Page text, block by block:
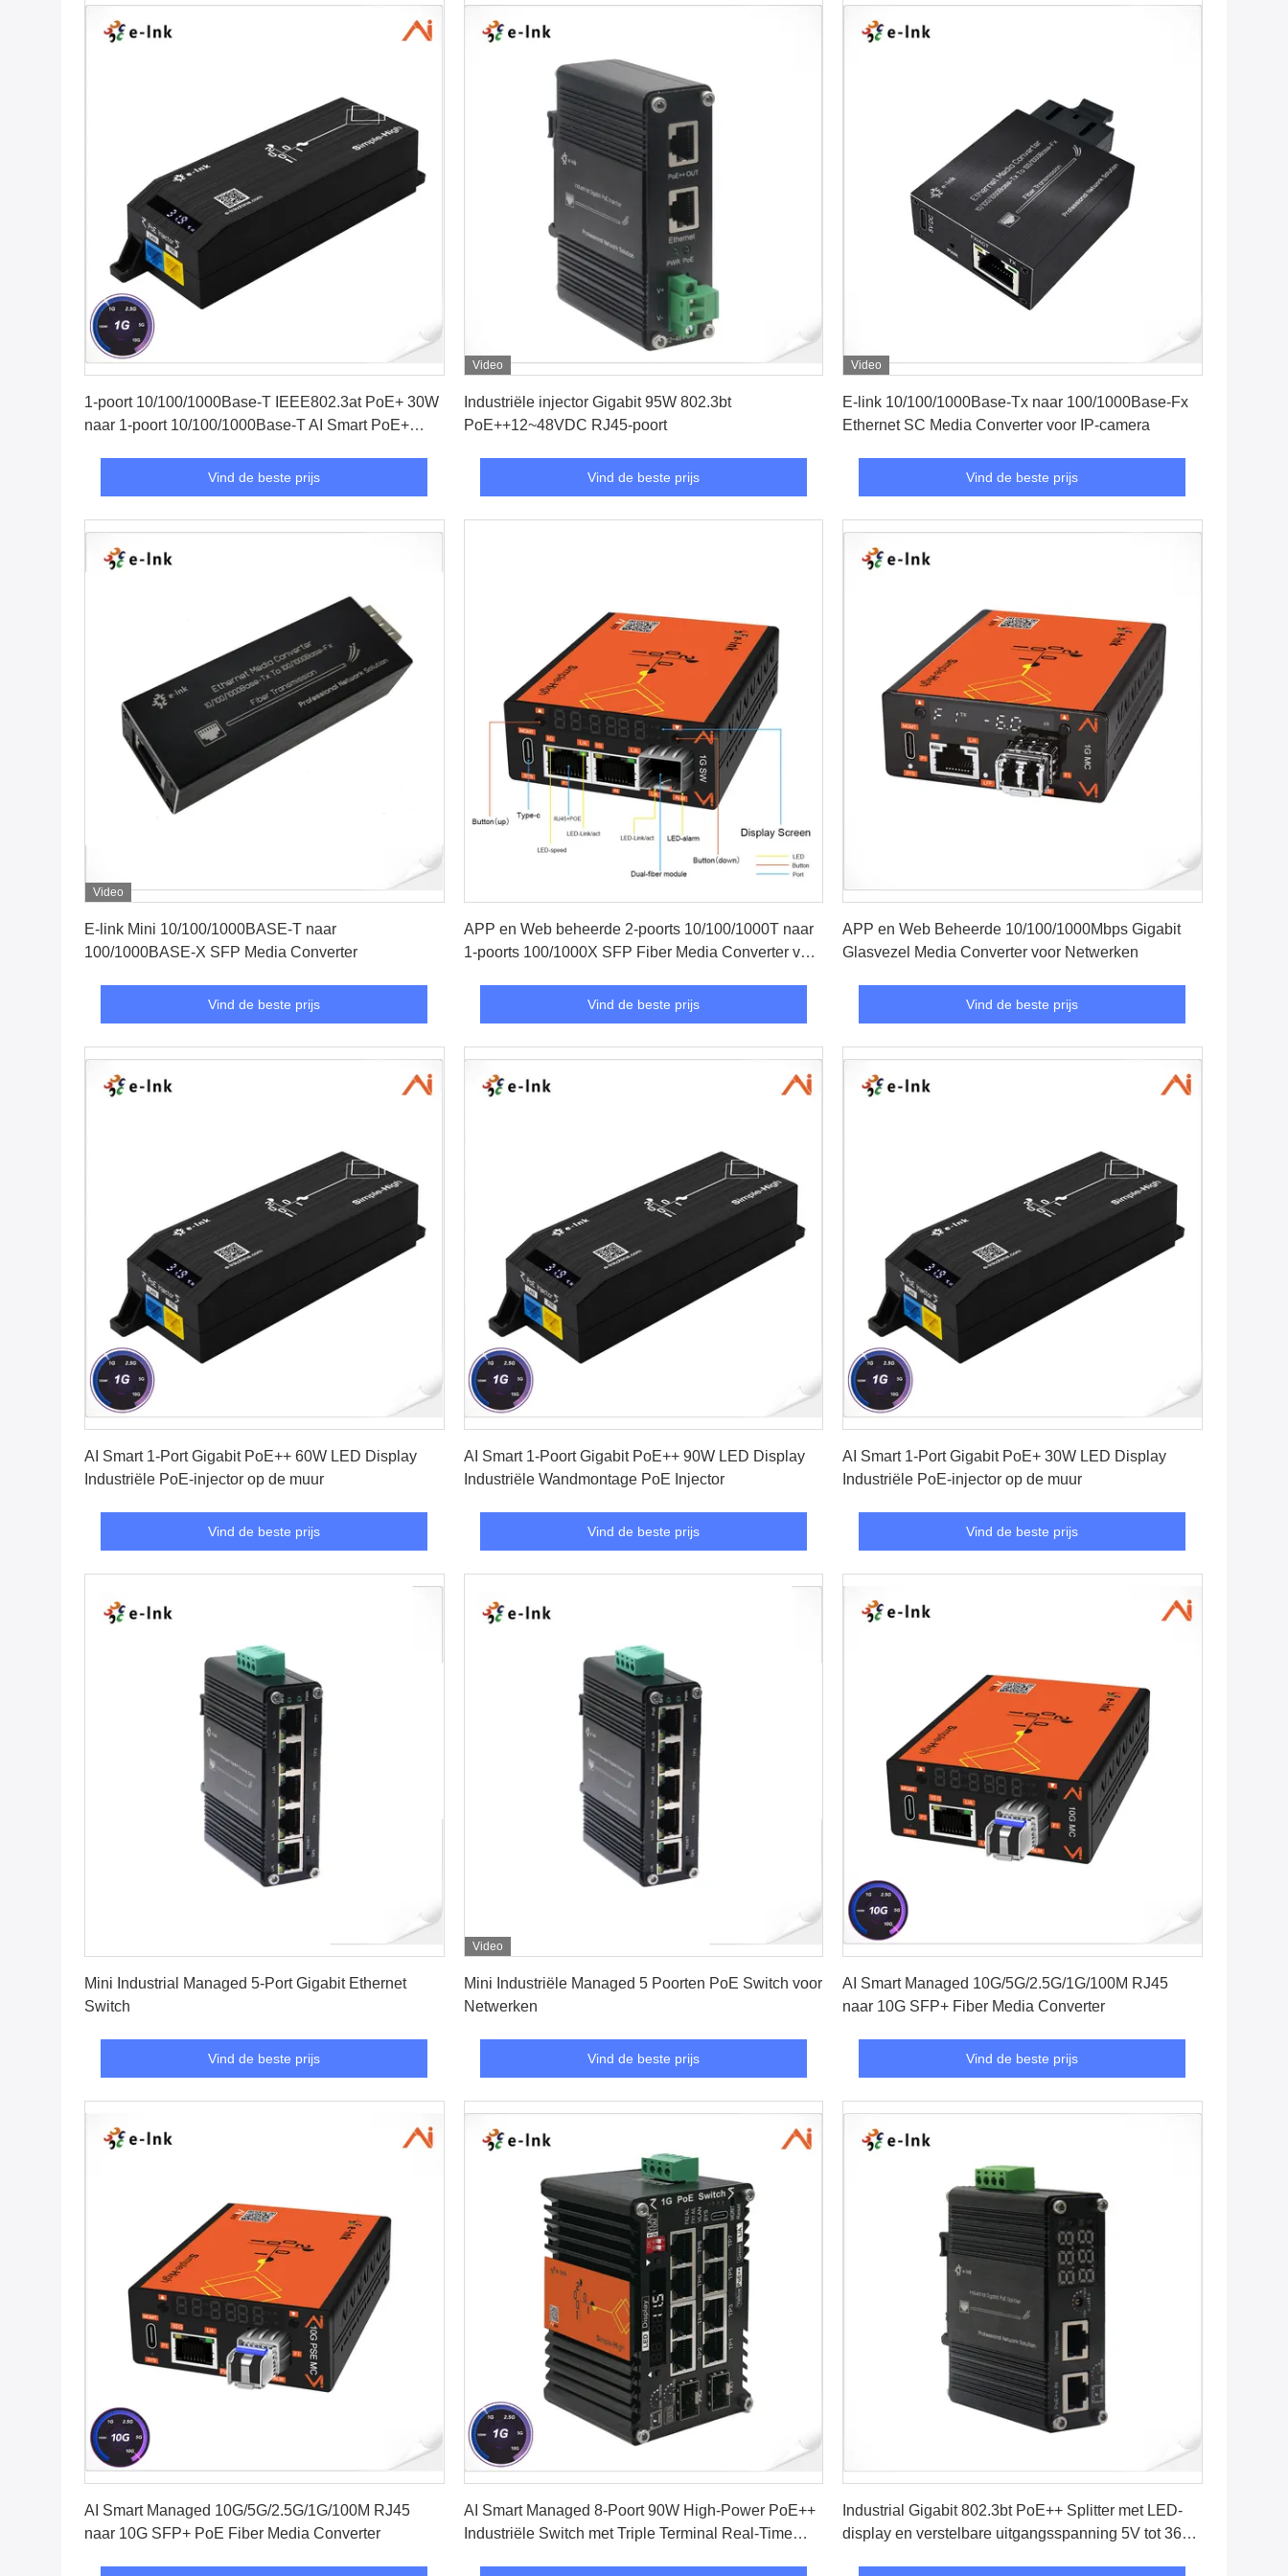
1-poort 10/100/1000Base-T IEEE802.3at PoE+ 30W
naar 1-poort 10/100/1000Base-T AI Smart PoE+
Vind de beste prijs
Video
Industriële injector Gigabit 95W 802.3bt
PoE++12~48VDC RJ45-poort
Vind de beste prijs
Video
E-link 10/100/1000Base-Tx naar 100/1000Base-Fx
Ethernet SC Media Converter voor IP-camera
Vind de beste prijs
Video
E-link Mini 10/100/1000BASE-T naar
100/1000BASE-X SFP Media Converter
Vind de beste prijs
APP en Web beheerde 2-poorts 10/100/1000T naar
1-poorts 100/1000X SFP Fiber Media Converter voor
Vind de beste prijs
APP en Web Beheerde 10/100/1000Mbps Gigabit
Glasvezel Media Converter voor Netwerken
Vind de beste prijs
AI Smart 1-Port Gigabit PoE++ 60W LED Display
Industriële PoE-injector op de muur
Vind de beste prijs
AI Smart 1-Poort Gigabit PoE++ 90W LED Display
Industriële Wandmontage PoE Injector
Vind de beste prijs
AI Smart 1-Port Gigabit PoE+ 30W LED Display
Industriële PoE-injector op de muur
Vind de beste prijs
Mini Industrial Managed 5-Port Gigabit Ethernet
Switch
Vind de beste prijs
Video
Mini Industriële Managed 5 Poorten PoE Switch voor
Netwerken
Vind de beste prijs
AI Smart Managed 10G/5G/2.5G/1G/100M RJ45
naar 10G SFP+ Fiber Media Converter
Vind de beste prijs
AI Smart Managed 10G/5G/2.5G/1G/100M RJ45
naar 10G SFP+ PoE Fiber Media Converter
AI Smart Managed 8-Poort 90W High-Power PoE++
Industriële Switch met Triple Terminal Real-Time
Industrial Gigabit 802.3bt PoE++ Splitter met LED-
display en verstelbare uitgangsspanning 5V tot 36V